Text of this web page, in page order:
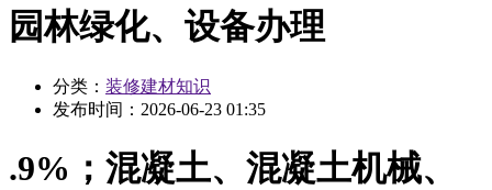
园林绿化、设备办理
分类： 装修建材知识
发布时间： 2026-06-23 01:35
.9%；混凝土、混凝土机械、